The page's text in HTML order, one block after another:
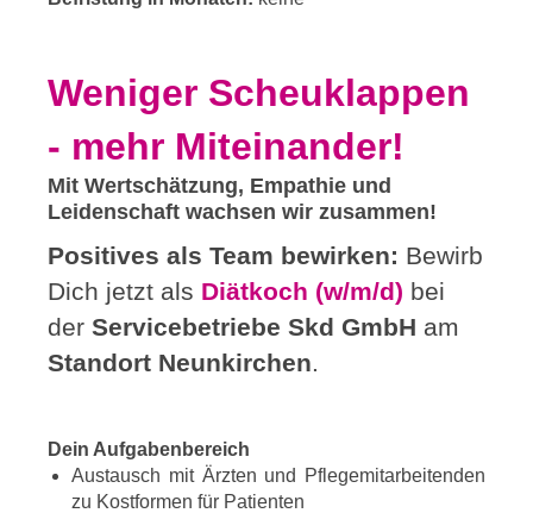
Weniger Scheuklappen
- mehr Miteinander!
Mit Wertschätzung, Empathie und
Leidenschaft wachsen wir zusammen!
Positives als Team bewirken: Bewirb
Dich jetzt als Diätkoch (w/m/d) bei
der Servicebetriebe Skd GmbH am
Standort Neunkirchen.
Dein Aufgabenbereich
Austausch mit Ärzten und Pflegemitarbeitenden
zu Kostformen für Patienten